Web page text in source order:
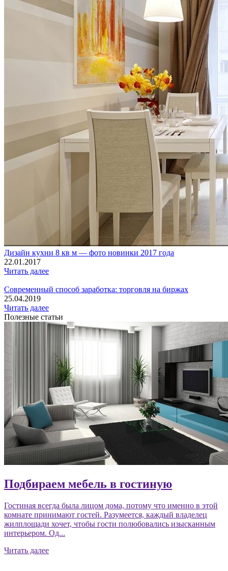
Дизайн кухни 8 кв м — фото новинки 2017 года
22.01.2017
Читать далее
Современный способ заработка: торговля на биржах
25.04.2019
Читать далее
Полезные статьи
Подбираем мебель в гостиную
Гостиная всегда была лицом дома, потому что именно в этой
комнате принимают гостей. Разумеется, каждый владелец
жилплощади хочет, чтобы гости полюбовались изысканным
интерьером. Од...
Читать далее